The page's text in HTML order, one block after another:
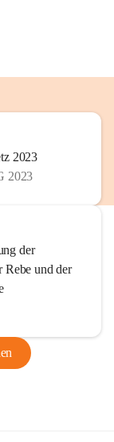
2023
2023
der
Rebe und der